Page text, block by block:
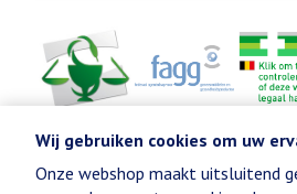
Wij gebruiken cookies om uw
Onze webshop maakt uitsluitend